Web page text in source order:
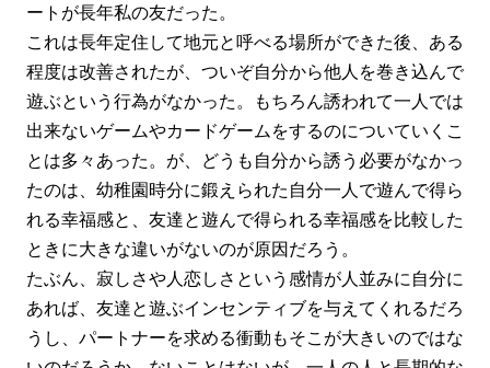
ートが長年私の友だった。
これは長年定住して地元と呼べる場所ができた後、ある
程度は改善されたが、ついぞ自分から他人を巻き込んで
遊ぶという行為がなかった。もちろん誘われて一人では
出来ないゲームやカードゲームをするのについていくこ
とは多々あった。が、どうも自分から誘う必要がなかっ
たのは、幼稚園時分に鍛えられた自分一人で遊んで得ら
れる幸福感と、友達と遊んで得られる幸福感を比較した
ときに大きな違いがないのが原因だろう。
たぶん、寂しさや人恋しさという感情が人並みに自分に
あれば、友達と遊ぶインセンティブを与えてくれるだろ
うし、パートナーを求める衝動もそこが大きいのではな